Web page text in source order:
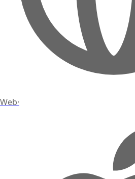
Web·